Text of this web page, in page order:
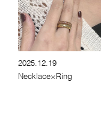
2025.12.19
Necklace×Ring